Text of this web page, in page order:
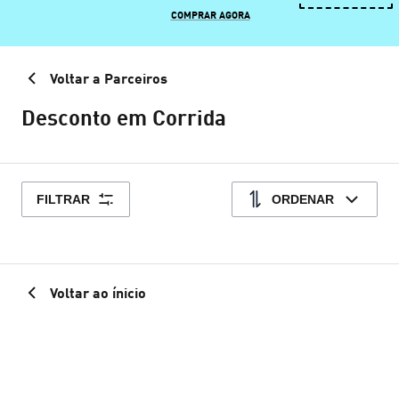
COMPRAR AGORA
Voltar a Parceiros
Desconto em Corrida
FILTRAR ORDENAR
Voltar ao ínicio